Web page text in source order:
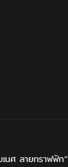
ศ ลายกราฟฟิก”